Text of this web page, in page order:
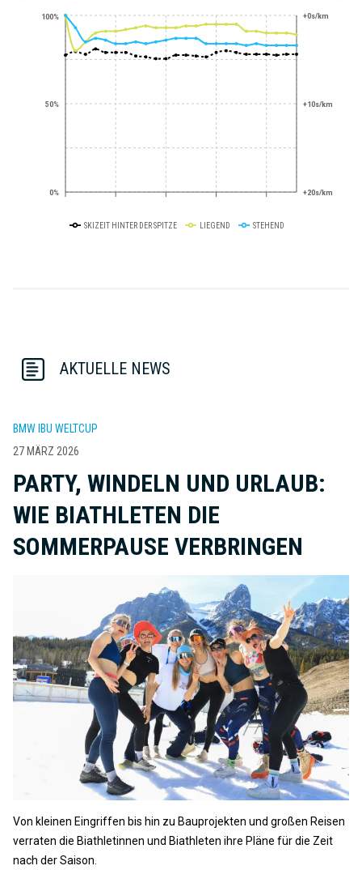
0%
50%
100% +0s/km
+10s/km
+20s/km
SKIZEIT HINTER DER SPITZE LIEGEND STEHEND
AKTUELLE NEWS
BMW IBU WELTCUP
27 MÄRZ 2026
PARTY, WINDELN UND URLAUB:
WIE BIATHLETEN DIE
SOMMERPAUSE VERBRINGEN
Von kleinen Eingriffen bis hin zu Bauprojekten und großen Reisen
verraten die Biathletinnen und Biathleten ihre Pläne für die Zeit
nach der Saison.